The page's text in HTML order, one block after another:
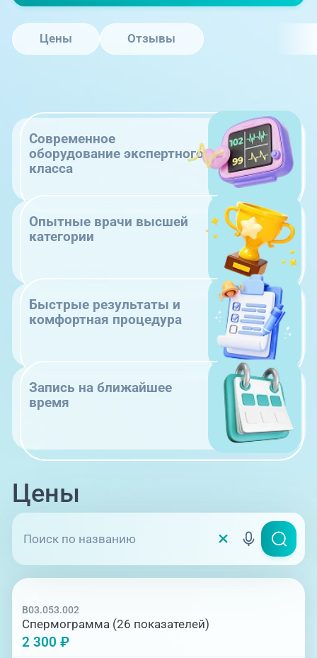
Цены Отзывы
Современное
оборудование экспертного
класса
Опытные врачи высшей
категории
Быстрые результаты и
комфортная процедура
Запись на ближайшее
время
Цены
B03.053.002
Спермограмма (26 показателей)
2 300 ₽